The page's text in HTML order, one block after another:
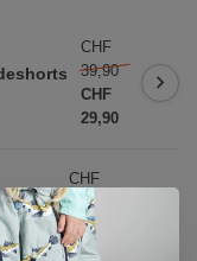
CHF
39,90
CHF
29,90
Hans
CHF
37,90
CHF
29,90